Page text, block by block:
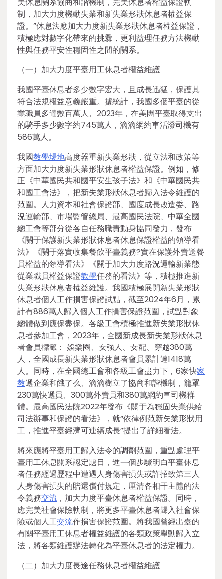
制，加大力度機動失業和新失業形狀休息者權益保
證。”休息法應加大力度新失業形狀休息者權益保證，
積極應對數字化帶來的挑釁，更利益理任務方法機動
性與任務平安性穩固性之間的關系。
（一）加大力度平臺用工休息者權益維護
我國平臺休息者多少數字宏大，且成長迅猛，保護其
符合法規權益意義嚴重。據統計，我國多個平臺的從
業職員多達數百萬人。2023年，在美團平臺取得支出
的騎手多少數字約745萬人，滴滴網約車活潑司機有
586萬人。
我國教學場地高度器重新失業形狀，從立法和政策等
方面加大力度新失業形狀休息者權益保證。例如，修
正《中華國民共和國平安生孩子法》和《中華國民共
和國工會法》，把新失業形狀休息者歸入法令維護的
范圍。人力資本和社會保證部、國度成長改造委、路
況運輸部、市場監管總局、最高國民法院、中華全國
總工會等部分從各自任務職責動身協同發力，發布
《關于保護新失業形狀休息者休息保證權益的領導看
法》《關于落實收集餐飲平臺義務?實在保護外賣送餐
員權益的領導看法》《關于加大力度路況運輸新業態
從業職員權益保證教學任務的看法》等，積極推進新
失業形狀休息者權益維護。我國積極展開新失業形狀
休息者個人工作損害保證試點，截至2024年6月，累
計有886萬人歸入個人工作損害保證范圍，試點對象
總體做到應保盡保。各級工會積極推進新失業形狀休
息者參加工會，2023年，全國新成長新失業形狀休息
者會員標籤： 娛樂圈、女強人、女配、穿越380萬
人，全國成長新失業形狀休息者會員累計達1418萬
人。同時，在全國總工會和各級工會盡力下，6家快家
教遞企業和餓了么、滴滴樹立了協商和諧機制，籠罩
230萬快遞員、300萬外賣員和380萬網約車司機群
體。最高國民法院2022年發布《關于為穩固失業供給
司法辦事和保證的看法》，就“依律例范新失業形狀用
工，推進平臺經濟可連續成長”提出了詳細看法。
將來應將平臺用工歸入法令的調劑范圍，重點處理平
臺用工休息關系認定題目，進一個步驟明白平臺休息
者任務經過歷程中遭遇人身傷害損失或許招致第三人
人身傷害損失的賠還償付規定，厘清各相干主體的法
令義務交流 ，加大力度平臺休息者權益保證。同時，
應完美社會保險軌制，將更多平臺休息者歸入社會保
險或個人工交流作損害保證范圍。將我國曾經出臺的
有關平臺用工休息者權益維護的各類政策舉動歸入立
法，將各類維護辦法轉化為平臺休息者的法定權力。
（二）加大力度長途任務休息者權益維護